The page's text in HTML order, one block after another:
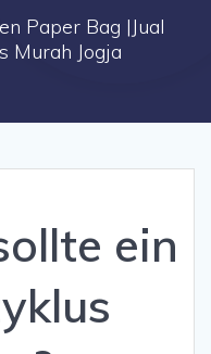
Paper Bag |Jual
Murah Jogja
ein